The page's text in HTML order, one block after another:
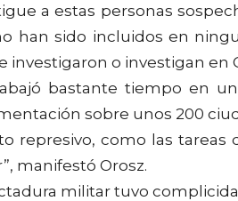
a estas personas
han sido incluidos en
investigaron o investigan en
bastante tiempo en
sobre unos 200
represivo, como las
manifestó Orosz.
militar tuvo